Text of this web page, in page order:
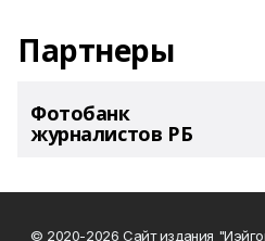
Партнеры
Фотобанк
журналистов РБ
© 2020-2026 Сайт издания